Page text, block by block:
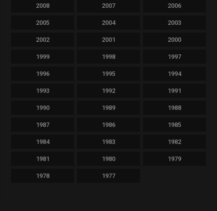
2008 2007 2006
2005 2004 2003
2002 2001 2000
1999 1998 1997
1996 1995 1994
1993 1992 1991
1990 1989 1988
1987 1986 1985
1984 1983 1982
1981 1980 1979
1978 1977